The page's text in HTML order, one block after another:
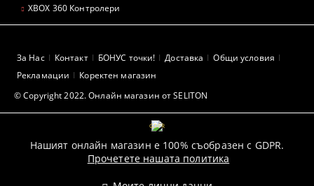
XBOX 360 Контролери
© Copyright 2022. Онлайн магазин от SELITON
За Нас Контакт БОНУС точки! Доставка
Общи условия
Рекламации
Коректен магазин
GDPR
Нашият онлайн магазин е 100% съобразен с GDPR.
Прочетете нашата политика